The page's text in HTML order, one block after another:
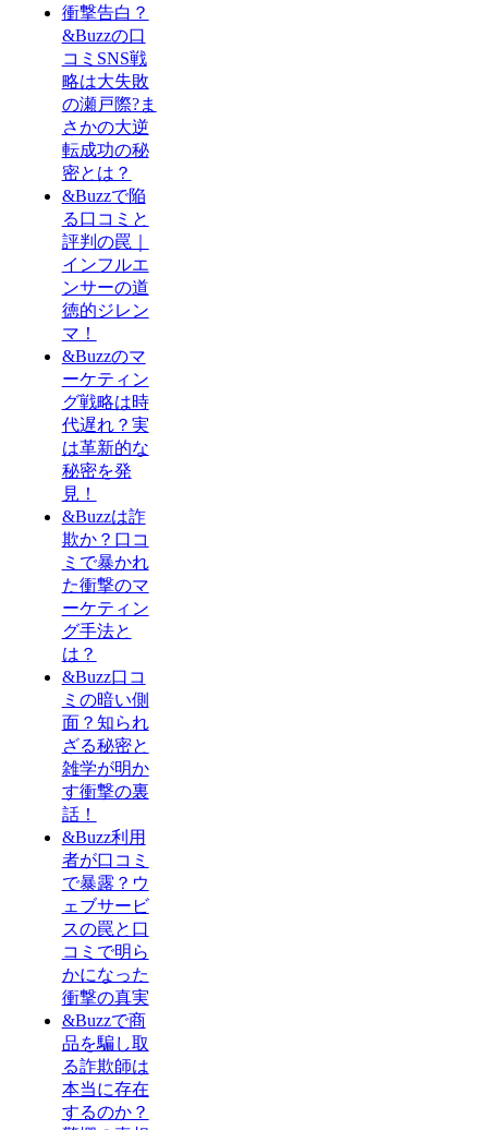
衝撃告白？
&Buzzの口
コミSNS戦
略は大失敗
の瀬戸際?ま
さかの大逆
転成功の秘
密とは？
&Buzzで陥
る口コミと
評判の罠｜
インフルエ
ンサーの道
徳的ジレン
マ！
&Buzzのマ
ーケティン
グ戦略は時
代遅れ？実
は革新的な
秘密を発
見！
&Buzzは詐
欺か？口コ
ミで暴かれ
た衝撃のマ
ーケティン
グ手法と
は？
&Buzz口コ
ミの暗い側
面？知られ
ざる秘密と
雑学が明か
す衝撃の裏
話！
&Buzz利用
者が口コミ
で暴露？ウ
ェブサービ
スの罠と口
コミで明ら
かになった
衝撃の真実
&Buzzで商
品を騙し取
る詐欺師は
本当に存在
するのか？